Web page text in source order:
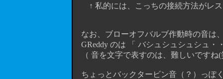
↑ 私的には、こっちの接続方法がレス
なお、ブローオフバルブ作動時の音は
GReddy のは 「 バシュシュシュシュ・
（ 音を文字で表すのは、難しいですね(
ちょっとバックタービン音（？）っぽ